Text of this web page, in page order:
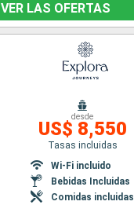
VER LAS OFERTAS
desde
US$ 8,550
Tasas incluidas
Wi-Fi incluido
Bebidas Incluidas
Comidas incluidas